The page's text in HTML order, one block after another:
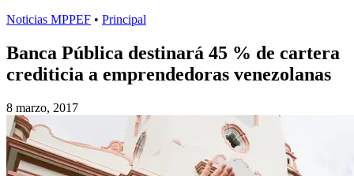
Noticias MPPEF • Principal
Banca Pública destinará 45 % de cartera
crediticia a emprendedoras venezolanas
8 marzo, 2017